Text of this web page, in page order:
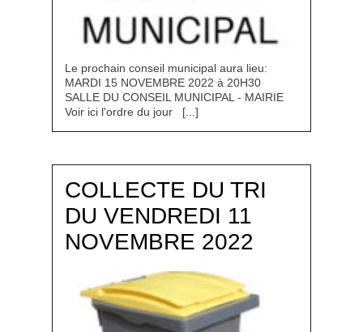
Le prochain conseil municipal aura lieu:
MARDI 15 NOVEMBRE 2022 à 20H30
SALLE DU CONSEIL MUNICIPAL - MAIRIE
Voir ici l'ordre du jour [...]
COLLECTE DU TRI
DU VENDREDI 11
NOVEMBRE 2022